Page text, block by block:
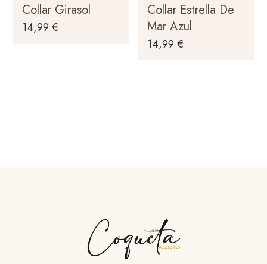
Collar Girasol
14,99€
Collar Estrella De
Mar Azul
14,99€